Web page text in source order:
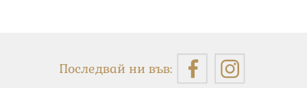
Последвай ни във: